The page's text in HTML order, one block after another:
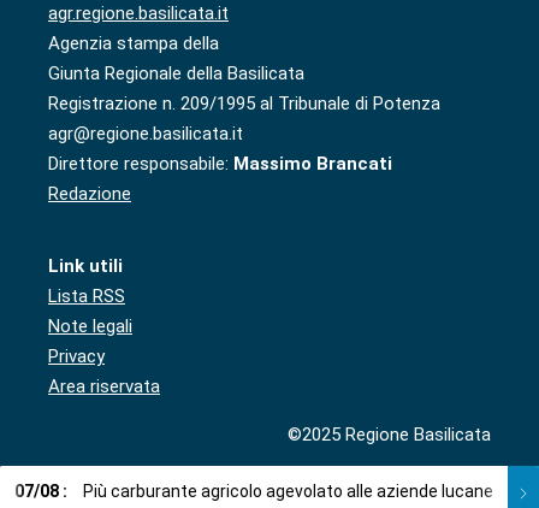
agr.regione.basilicata.it
Agenzia stampa della
Giunta Regionale della Basilicata
Registrazione n. 209/1995 al Tribunale di Potenza
agr@regione.basilicata.it
Direttore responsabile: Massimo Brancati
Redazione
Link utili
Lista RSS
Note legali
Privacy
Area riservata
©2025 Regione Basilicata
07/08 : Più carburante agricolo agevolato alle aziende lucane